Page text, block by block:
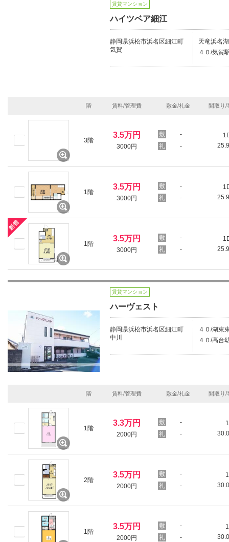
賃貸マンション
ハイツベア細江
静岡県浜松市浜名区細江町
気賀
天竜浜名
４０/気賀
階 賃料/管理費 敷金/礼金 間取り/
3階
3.5万円
3000円
-
-
1階
3.5万円
3000円
-
-
1階
3.5万円
3000円
-
-
賃貸マンション
ハーヴェスト
静岡県浜松市浜名区細江町
中川
４０/湖東
４０/高台
階 賃料/管理費 敷金/礼金 間取り/
1階
3.3万円
2000円
-
-
2階
3.5万円
2000円
-
-
1階
3.5万円
2000円
-
-